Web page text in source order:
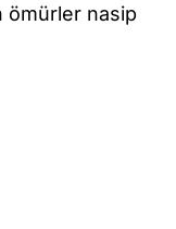
ömürler nasip